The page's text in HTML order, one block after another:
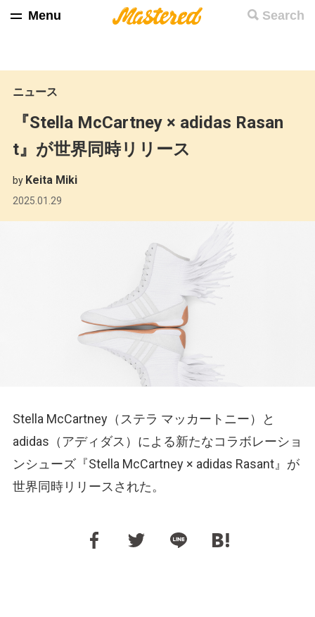
Search
Menu
ニュース
『Stella McCartney × adidas Rasan
t』が世界同時リリース
by Keita Miki
2025.01.29
Stella McCartney（ステラ マッカートニー）と
adidas（アディダス）による新たなコラボレーショ
ンシューズ『Stella McCartney × adidas Rasant』が
世界同時リリースされた。